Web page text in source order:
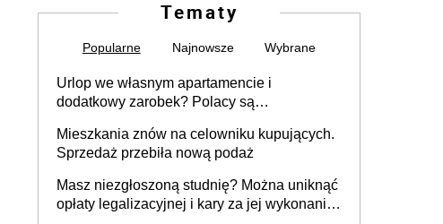
Tematy
Popularne Najnowsze Wybrane
Urlop we własnym apartamencie i
dodatkowy zarobek? Polacy są
Mieszkania znów na celowniku kupujących.
Sprzedaż przebiła nową podaż
Masz niezgłoszoną studnię? Można uniknąć
opłaty legalizacyjnej i kary za jej wykonanie,